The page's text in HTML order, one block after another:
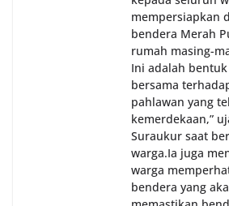
mempersiapkan
bendera Merah
rumah masing-
Ini adalah
bersama
pahlawan yang
kemerdekaan,”
Suraukur saat
warga.‎‎Ia juga
warga
bendera yang